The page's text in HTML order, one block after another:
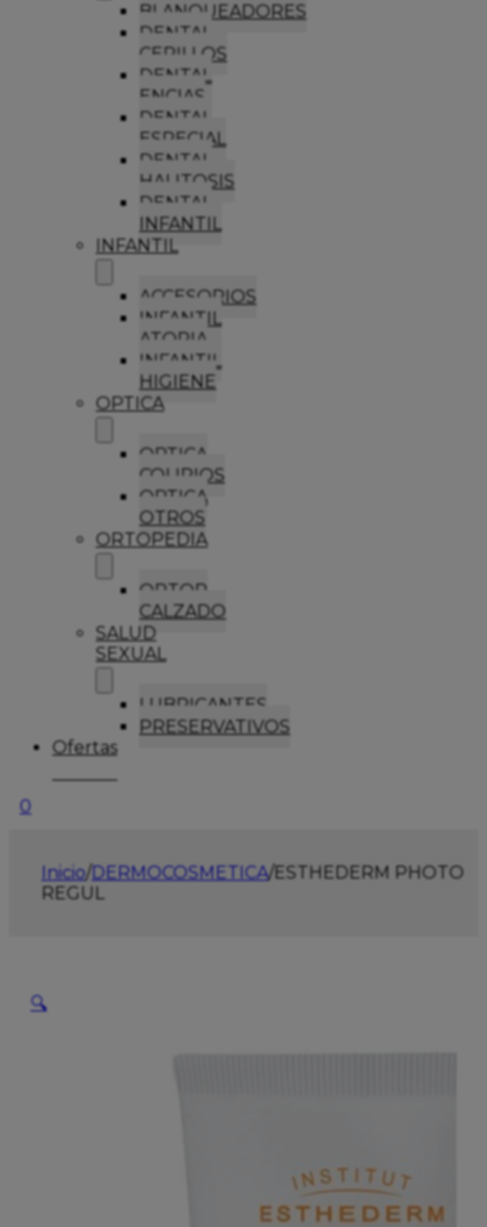
BLANQUEADORES
DENTAL
CEPILLOS
DENTAL
ENCIAS
DENTAL
ESPECIAL
DENTAL
HALITOSIS
DENTAL
INFANTIL
INFANTIL
ACCESORIOS
INFANTIL
ATOPIA
INFANTIL
HIGIENE
OPTICA
OPTICA
COLIRIOS
OPTICA
OTROS
ORTOPEDIA
ORTOP
CALZADO
SALUD
SEXUAL
LUBRICANTES
PRESERVATIVOS
Ofertas
0
Inicio/DERMOCOSMETICA/ESTHEDERM PHOTO
REGUL
🔍